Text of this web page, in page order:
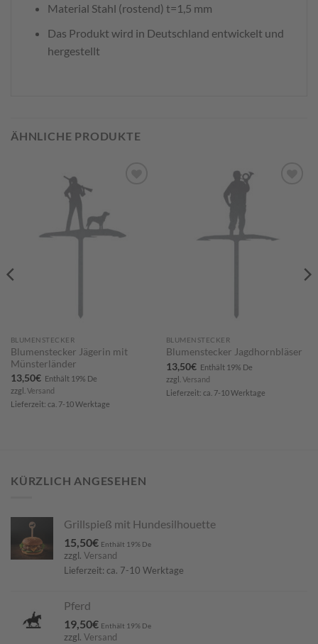
Material Stahl (rostend) t=1,5 mm
Das Produkt wird in Deutschland entwickelt und
hergestellt
ÄHNLICHE PRODUKTE
hinzufügen
BLUMENSTECKER
Blumenstecker Jägerin mit
Münsterländer
13,50€ Enthält 19% De
zzgl. Versand
Lieferzeit: ca. 7-10 Werktage
BLUMENSTECKER
Blumenstecker Jagdhornbläser
13,50€ Enthält 19% De
zzgl. Versand
Lieferzeit: ca. 7-10 Werktage
KÜRZLICH ANGESEHEN
Grillspieß mit Hundesilhouette
15,50€ Enthält 19% De
zzgl. Versand
Lieferzeit: ca. 7-10 Werktage
Pferd
19,50€ Enthält 19% De
zzgl. Versand